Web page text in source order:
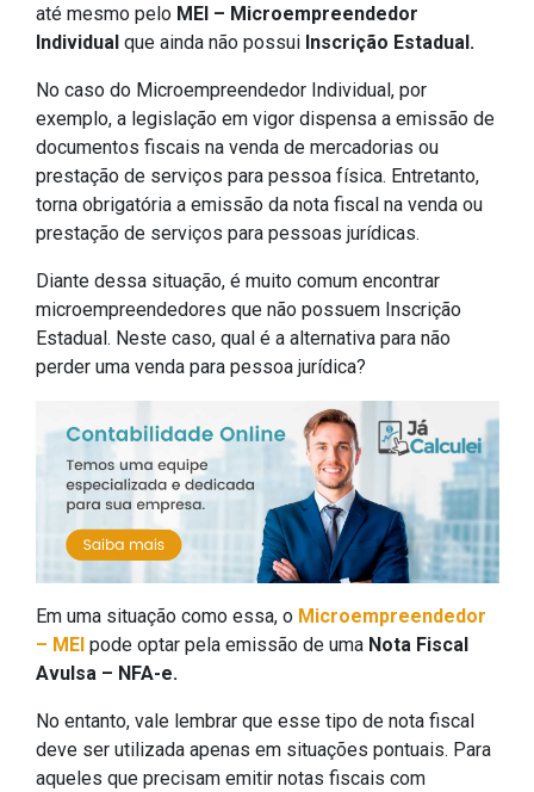
até mesmo pelo MEI – Microempreendedor
Individual que ainda não possui Inscrição Estadual.
No caso do Microempreendedor Individual, por
exemplo, a legislação em vigor dispensa a emissão de
documentos fiscais na venda de mercadorias ou
prestação de serviços para pessoa física. Entretanto,
torna obrigatória a emissão da nota fiscal na venda ou
prestação de serviços para pessoas jurídicas.
Diante dessa situação, é muito comum encontrar
microempreendedores que não possuem Inscrição
Estadual. Neste caso, qual é a alternativa para não
perder uma venda para pessoa jurídica?
Em uma situação como essa, o Microempreendedor
– MEI pode optar pela emissão de uma Nota Fiscal
Avulsa – NFA-e.
No entanto, vale lembrar que esse tipo de nota fiscal
deve ser utilizada apenas em situações pontuais. Para
aqueles que precisam emitir notas fiscais com